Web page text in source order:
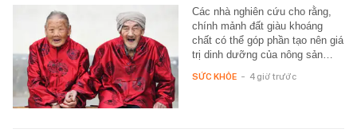
Các nhà nghiên cứu cho rằng,
chính mảnh đất giàu khoáng
chất có thể góp phần tạo nên giá
trị dinh dưỡng của nông sản…
SỨC KHỎE - 4 giờ trước